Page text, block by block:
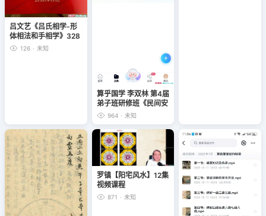
吕文艺《吕氏相学-形
体相法和手相学》328
页 126 · 未知
算乎国学 李双林 第4届
弟子班研修班《民间安
葬+迁葬》5集
964 · 未知
罗镇【阳宅风水】12集
视频课程
871 · 未知